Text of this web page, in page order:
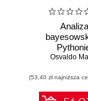
Analiza
Osvaldo
(53,40 zł najniższa